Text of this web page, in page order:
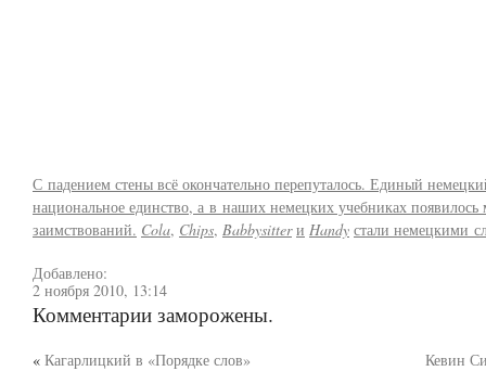
С падением стены всё окончательно перепуталось. Единый
национальное единство, а в наших немецких учебниках появилось
заимствований. Cola, Chips, Babbysitter и Handy стали немецкими
Добавлено:
2 ноября 2010, 13:14
Комментарии заморожены.
« Кагарлицкий в «Порядке слов» Кевин